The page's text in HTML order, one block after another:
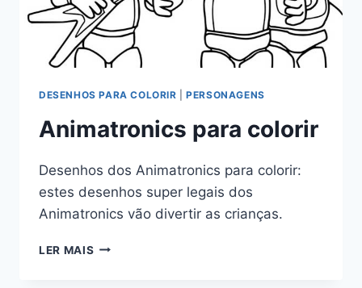
DESENHOS PARA COLORIR |PERSONAGENS
Animatronics para colorir
Desenhos dos Animatronics para colorir:
estes desenhos super legais dos
Animatronics vão divertir as crianças.
LER MAIS ANIMATRONICS